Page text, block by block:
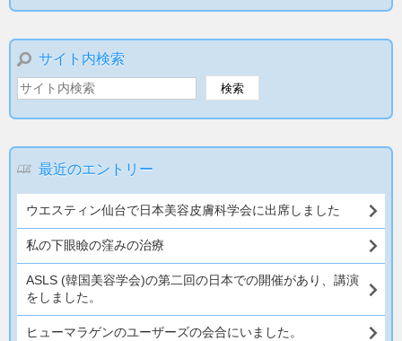
サイト内検索
最近のエントリー
ウエスティン仙台で日本美容皮膚科学会に出席しました
私の下眼瞼の窪みの治療
ASLS (韓国美容学会)の第二回の日本での開催があり、講演
をしました。
ヒューマラゲンのユーザーズの会合にいました。